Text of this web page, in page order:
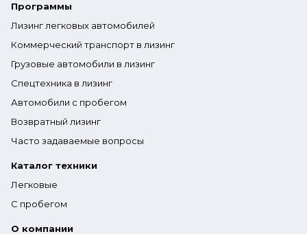
Программы
Лизинг легковых автомобилей
Коммерческий транспорт в лизинг
Грузовые автомобили в лизинг
Спецтехника в лизинг
Автомобили с пробегом
Возвратный лизинг
Часто задаваемые вопросы
Каталог техники
Легковые
С пробегом
О компании